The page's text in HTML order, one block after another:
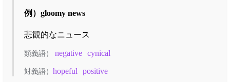
例） gloomy news
悲観的なニュース
類義語） negative cynical
対義語） hopeful positive